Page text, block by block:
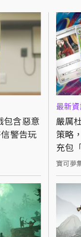
包含惡意
警告玩
最新
嚴厲
策略
充包
寶可夢